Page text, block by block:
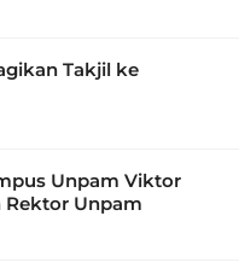
Takjil ke
Unpam Viktor
Rektor Unpam